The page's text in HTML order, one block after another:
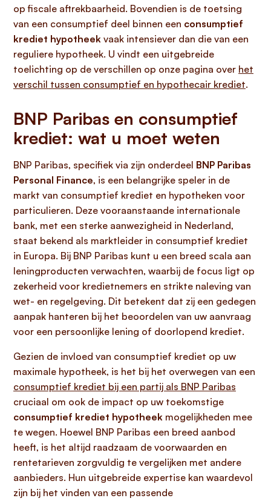
op fiscale aftrekbaarheid. Bovendien is de toetsing
van een consumptief deel binnen een consumptief
krediet hypotheek vaak intensiever dan die van een
reguliere hypotheek. U vindt een uitgebreide
toelichting op de verschillen op onze pagina over het
verschil tussen consumptief en hypothecair krediet.
BNP Paribas en consumptief
krediet: wat u moet weten
BNP Paribas, specifiek via zijn onderdeel BNP Paribas
Personal Finance, is een belangrijke speler in de
markt van consumptief krediet en hypotheken voor
particulieren. Deze vooraanstaande internationale
bank, met een sterke aanwezigheid in Nederland,
staat bekend als marktleider in consumptief krediet
in Europa. Bij BNP Paribas kunt u een breed scala aan
leningproducten verwachten, waarbij de focus ligt op
zekerheid voor kredietnemers en strikte naleving van
wet- en regelgeving. Dit betekent dat zij een gedegen
aanpak hanteren bij het beoordelen van uw aanvraag
voor een persoonlijke lening of doorlopend krediet.
Gezien de invloed van consumptief krediet op uw
maximale hypotheek, is het bij het overwegen van een
consumptief krediet bij een partij als BNP Paribas
cruciaal om ook de impact op uw toekomstige
consumptief krediet hypotheek mogelijkheden mee
te wegen. Hoewel BNP Paribas een breed aanbod
heeft, is het altijd raadzaam de voorwaarden en
rentetarieven zorgvuldig te vergelijken met andere
aanbieders. Hun uitgebreide expertise kan waardevol
zijn bij het vinden van een passende